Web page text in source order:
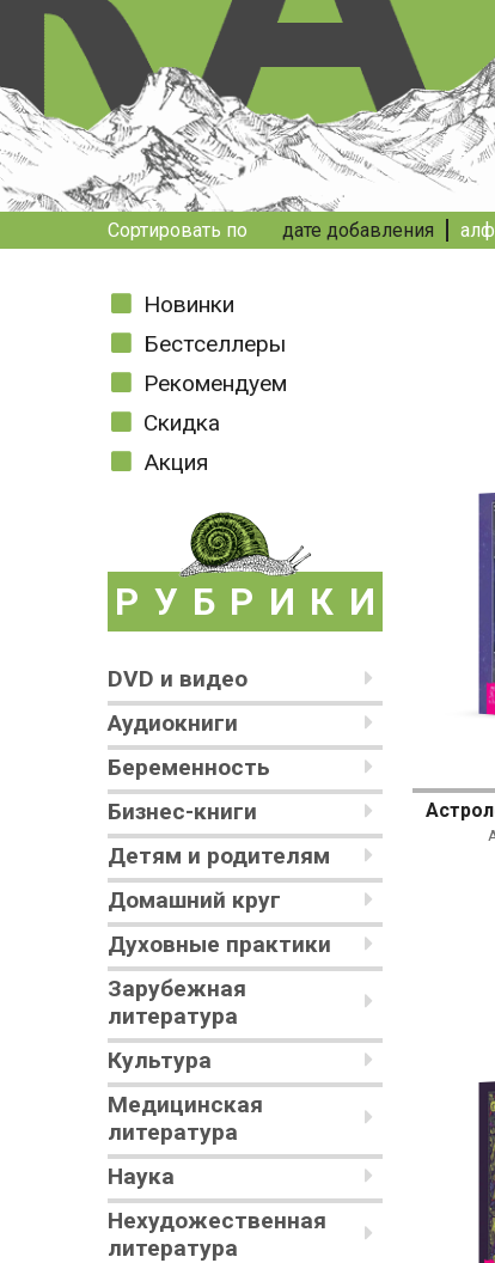
Сортировать по дате добавления
Новинки
Бестселлеры
Рекомендуем
Скидка
Акция
РУБРИКИ
DVD и видео
Аудиокниги
Беременность
Бизнес-книги
Детям и родителям
Домашний круг
Духовные практики
Зарубежная
литература
Культура
Медицинская
литература
Наука
Нехудожественная
литература